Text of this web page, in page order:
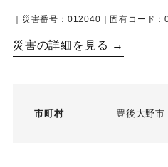
｜災害番号：012040｜固有コード
災害の詳細を見る →
市町村 豊後大野市